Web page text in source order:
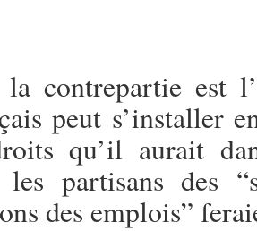
contrepartie est
peut s’installer
qu’il aurait
partisans des
des emplois”